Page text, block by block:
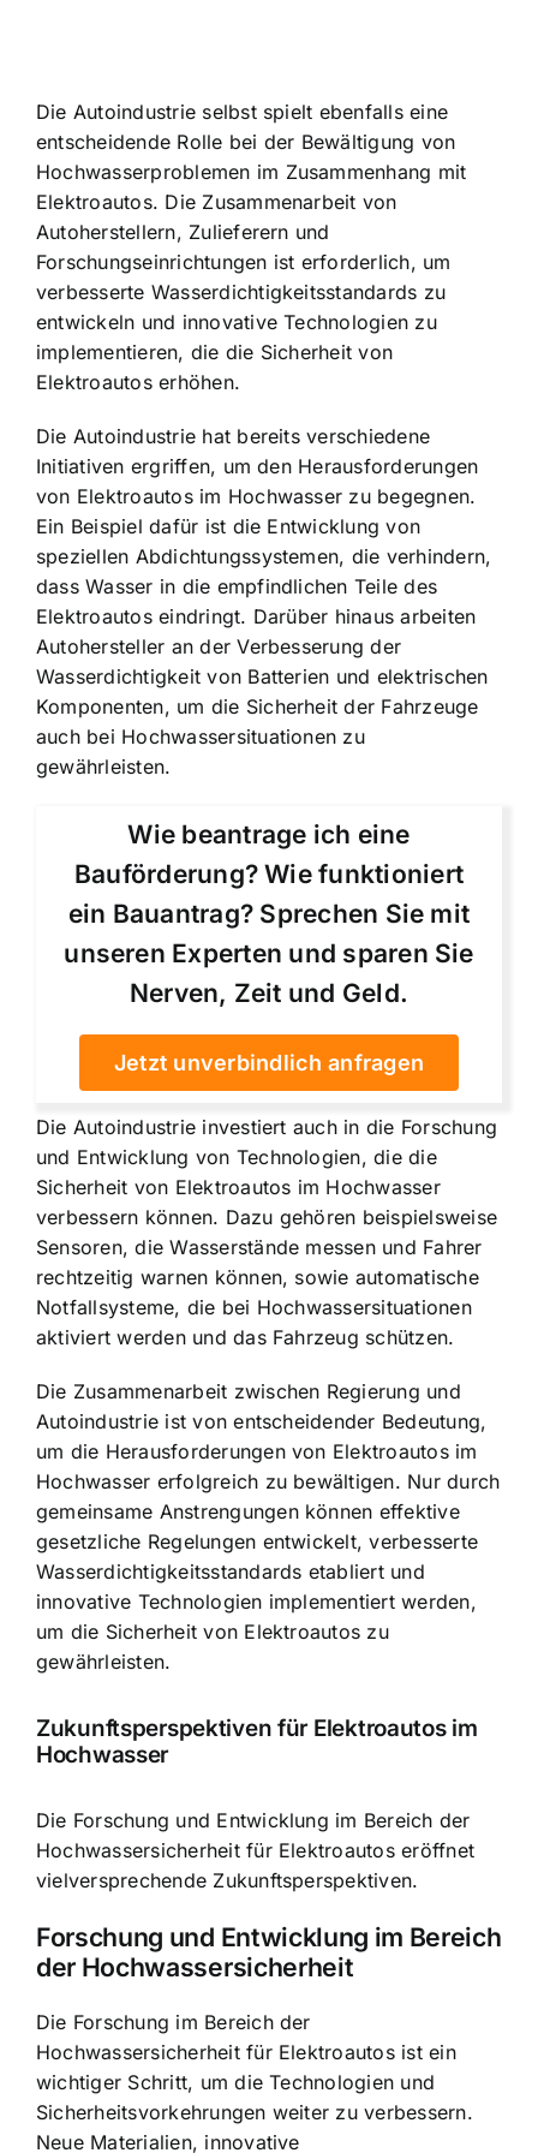
Die Autoindustrie selbst spielt ebenfalls eine
entscheidende Rolle bei der Bewältigung von
Hochwasserproblemen im Zusammenhang mit
Elektroautos. Die Zusammenarbeit von
Autoherstellern, Zulieferern und
Forschungseinrichtungen ist erforderlich, um
verbesserte Wasserdichtigkeitsstandards zu
entwickeln und innovative Technologien zu
implementieren, die die Sicherheit von
Elektroautos erhöhen.
Die Autoindustrie hat bereits verschiedene
Initiativen ergriffen, um den Herausforderungen
von Elektroautos im Hochwasser zu begegnen.
Ein Beispiel dafür ist die Entwicklung von
speziellen Abdichtungssystemen, die verhindern,
dass Wasser in die empfindlichen Teile des
Elektroautos eindringt. Darüber hinaus arbeiten
Autohersteller an der Verbesserung der
Wasserdichtigkeit von Batterien und elektrischen
Komponenten, um die Sicherheit der Fahrzeuge
auch bei Hochwassersituationen zu
gewährleisten.
Wie beantrage ich eine
Bauförderung? Wie funktioniert
ein Bauantrag? Sprechen Sie mit
unseren Experten und sparen Sie
Nerven, Zeit und Geld.
Jetzt unverbindlich anfragen
Die Autoindustrie investiert auch in die Forschung
und Entwicklung von Technologien, die die
Sicherheit von Elektroautos im Hochwasser
verbessern können. Dazu gehören beispielsweise
Sensoren, die Wasserstände messen und Fahrer
rechtzeitig warnen können, sowie automatische
Notfallsysteme, die bei Hochwassersituationen
aktiviert werden und das Fahrzeug schützen.
Die Zusammenarbeit zwischen Regierung und
Autoindustrie ist von entscheidender Bedeutung,
um die Herausforderungen von Elektroautos im
Hochwasser erfolgreich zu bewältigen. Nur durch
gemeinsame Anstrengungen können effektive
gesetzliche Regelungen entwickelt, verbesserte
Wasserdichtigkeitsstandards etabliert und
innovative Technologien implementiert werden,
um die Sicherheit von Elektroautos zu
gewährleisten.
Zukunftsperspektiven für Elektroautos im
Hochwasser
Die Forschung und Entwicklung im Bereich der
Hochwassersicherheit für Elektroautos eröffnet
vielversprechende Zukunftsperspektiven.
Forschung und Entwicklung im Bereich
der Hochwassersicherheit
Die Forschung im Bereich der
Hochwassersicherheit für Elektroautos ist ein
wichtiger Schritt, um die Technologien und
Sicherheitsvorkehrungen weiter zu verbessern.
Neue Materialien, innovative